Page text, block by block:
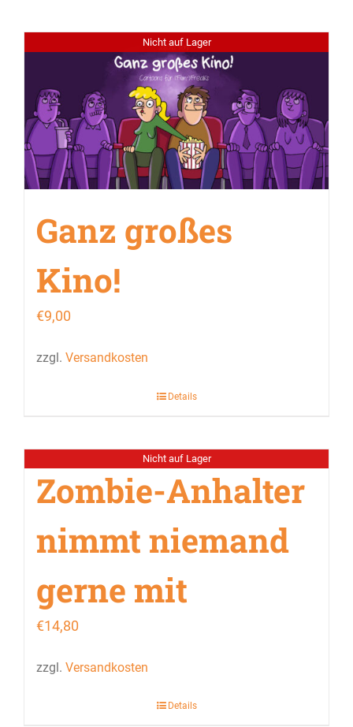
Nicht auf Lager
Ganz großes
Kino!
€9,00
zzgl. Versandkosten
Details
Nicht auf Lager
Zombie-Anhalter
nimmt niemand
gerne mit
€14,80
zzgl. Versandkosten
Details